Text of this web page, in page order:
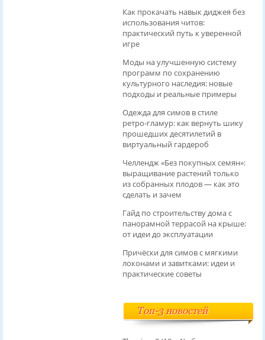
Как прокачать навык диджея без
использования читов:
практический путь к уверенной
игре
Моды на улучшенную систему
программ по сохранению
культурного наследия: новые
подходы и реальные примеры
Одежда для симов в стиле
ретро‑гламур: как вернуть шику
прошедших десятилетий в
виртуальный гардероб
Челлендж «Без покупных семян»:
выращивание растений только
из собранных плодов — как это
сделать и зачем
Гайд по строительству дома с
панорамной террасой на крыше:
от идеи до эксплуатации
Причёски для симов с мягкими
локонами и завитками: идеи и
практические советы
Топ-3 новостей